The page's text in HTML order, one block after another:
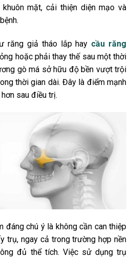
mặt, cải thiện diện mạo và
răng giả tháo lắp hay cầu răng
hoặc phải thay thế sau một thời
gò má sở hữu độ bền vượt trội
thời gian dài. Đây là điểm mạnh
sau điều trị.
đáng chú ý là không cần can thiệp
trụ, ngay cả trong trường hợp nền
đủ thể tích. Việc sử dụng trụ